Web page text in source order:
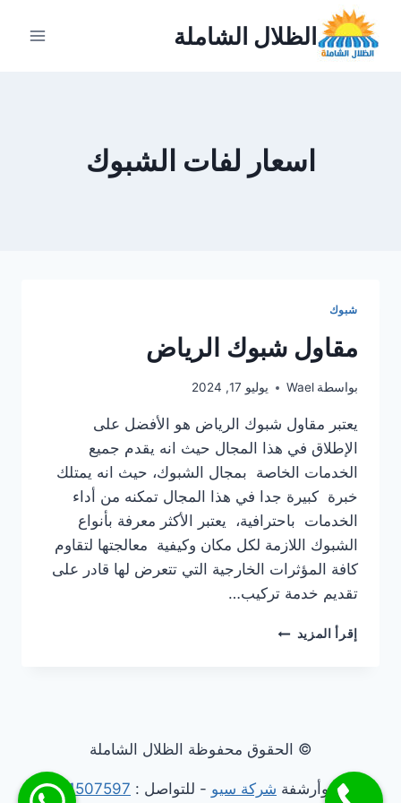
التجاوز
المحتوى
الظلال الشاملة
اسعار لفات الشبوك
شبوك
مقاول شبوك الرياض
بواسطة Wael يوليو 17, 2024
يعتبر مقاول شبوك الرياض هو الأفضل على
الإطلاق في هذا المجال حيث انه يقدم جميع
الخدمات الخاصة بمجال الشبوك، حيث انه يمتلك
خبرة كبيرة جدا في هذا المجال تمكنه من أداء
الخدمات باحترافية، يعتبر الأكثر معرفة بأنواع
الشبوك اللازمة لكل مكان وكيفية معالجتها لتقاوم
كافة المؤثرات الخارجية التي تتعرض لها قادر على
تقديم خدمة تركيب…
إقرأ المزيد مقاول
© الحقوق محفوظة الظلال الشاملة
تسويق وأرشفة شركة سيو - للتواصل : 201011507597